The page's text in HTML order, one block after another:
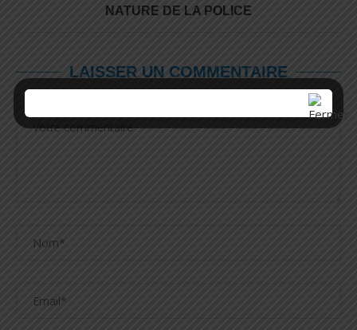
NATURE DE LA POLICE
LAISSER UN COMMENTAIRE